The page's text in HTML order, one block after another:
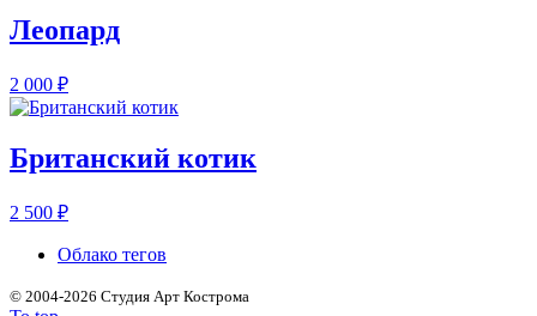
Леопард
2 000 ₽
Британский котик
2 500 ₽
Облако тегов
© 2004-2026 Студия Арт Кострома